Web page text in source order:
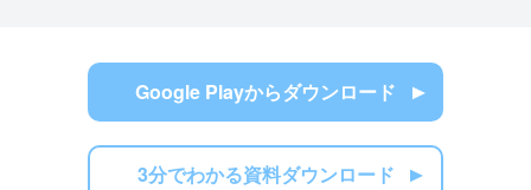
Google Playからダウンロード
3分でわかる資料ダウンロード